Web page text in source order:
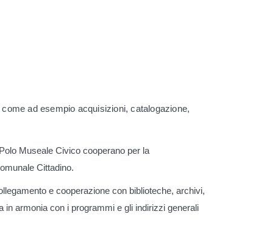
ad esempio acquisizioni, catalogazione,
Museale Civico cooperano per la
Cittadino.
e cooperazione con biblioteche, archivi,
in armonia con i programmi e gli indirizzi generali